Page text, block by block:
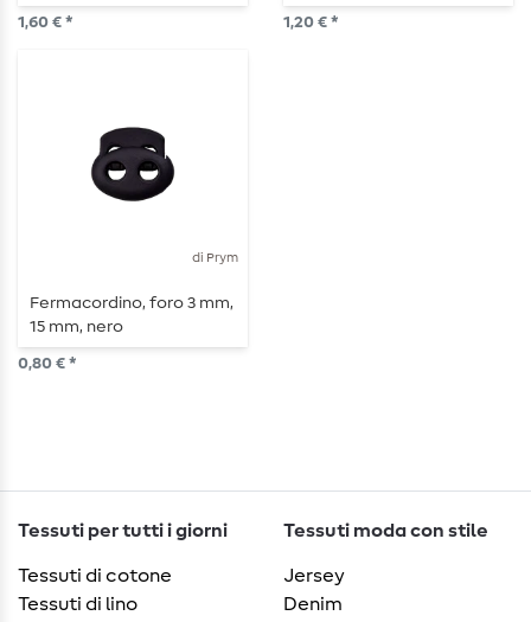
titanio
1,60 € *
mm, lunghezza 25 mm,
1,20 € *
di Prym
Fermacordino, foro 3 mm,
15 mm, nero
0,80 € *
Tessuti per tutti i giorni
Tessuti di cotone
Tessuti di lino
Tessuti moda con stile
Jersey
Denim